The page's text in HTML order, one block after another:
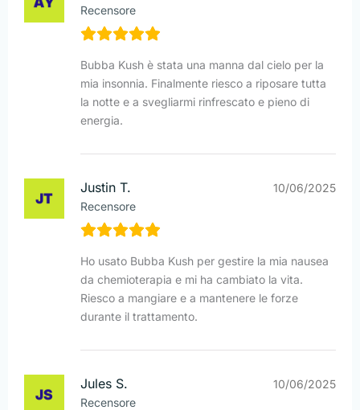
Recensore
Bubba Kush è stata una manna dal cielo per la
mia insonnia. Finalmente riesco a riposare tutta
la notte e a svegliarmi rinfrescato e pieno di
energia.
Justin T.
Recensore
10/06/2025
Ho usato Bubba Kush per gestire la mia nausea
da chemioterapia e mi ha cambiato la vita.
Riesco a mangiare e a mantenere le forze
durante il trattamento.
Jules S.
Recensore
10/06/2025